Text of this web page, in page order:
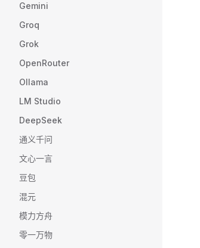
Gemini
Groq
Grok
OpenRouter
Ollama
LM Studio
DeepSeek
通义千问
文心一言
豆包
混元
模力方舟
零一万物